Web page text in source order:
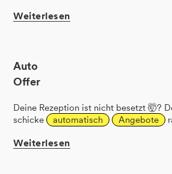
Weiterlesen
Auto
Offer
Deine Rezeption ist nicht besetzt 🤯?
schicke
automatisch Angebote
Weiterlesen